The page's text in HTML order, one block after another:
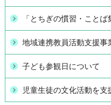
「とちぎの慣習・こと
地域連携教員活動支援事
子ども参観日について
児童生徒の文化活動を支